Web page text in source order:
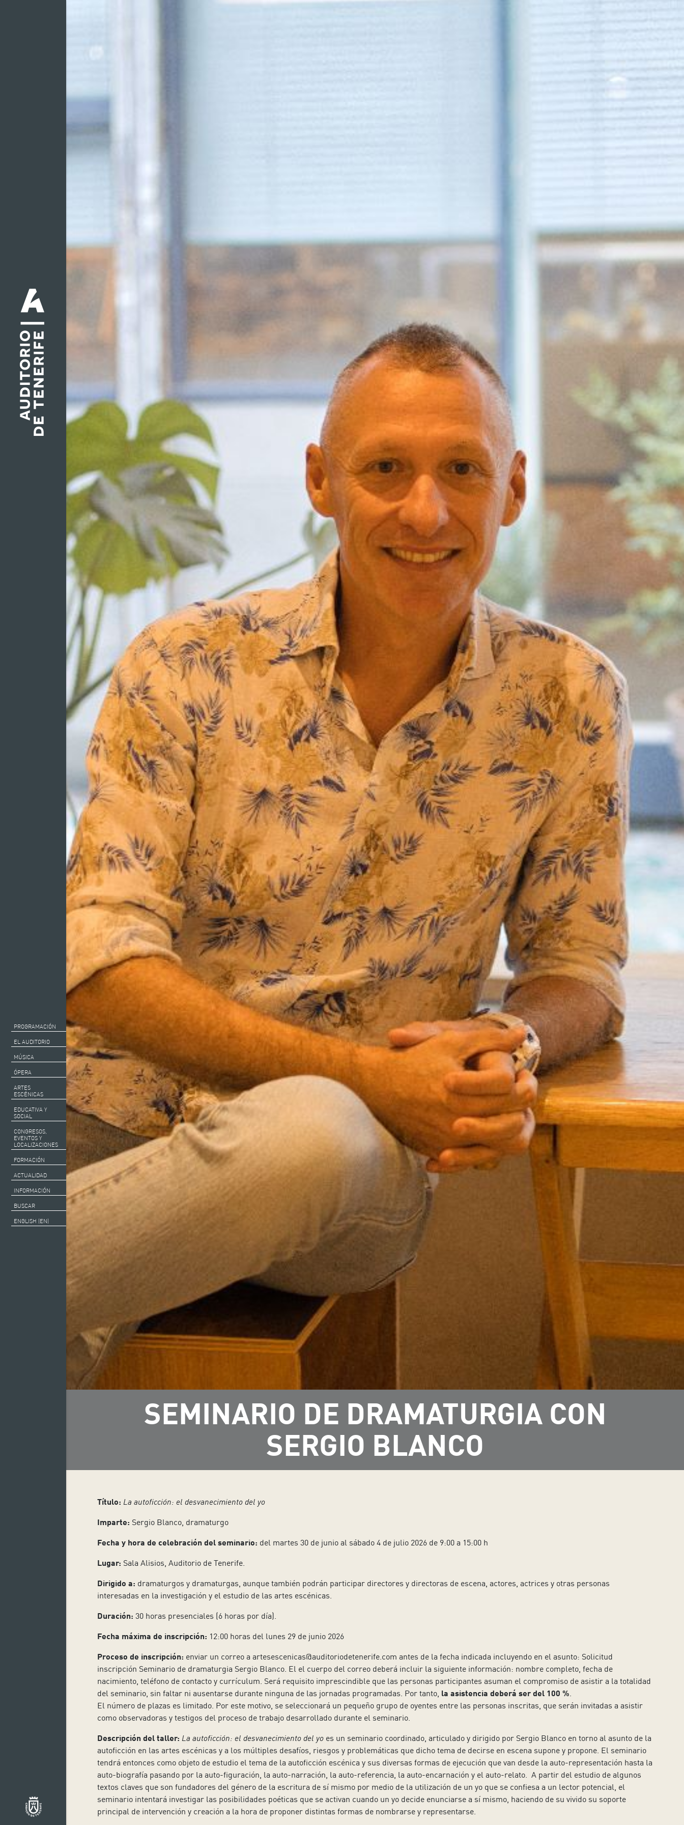
PROGRAMACIÓN
EL AUDITORIO
MÚSICA
ÓPERA
ARTES
ESCÉNICAS
EDUCATIVA Y
SOCIAL
CONGRESOS,
EVENTOS Y
LOCALIZACIONES
FORMACIÓN
ACTUALIDAD
INFORMACIÓN
BUSCAR
ENGLISH (EN)
SEMINARIO DE DRAMATURGIA CON
SERGIO BLANCO
Título: La autoficción: el desvanecimiento del yo
Imparte: Sergio Blanco, dramaturgo
Fecha y hora de celebración del seminario: del martes 30 de junio al sábado 4 de julio 2026 de 9:00 a 15:00 h
Lugar: Sala Alisios, Auditorio de Tenerife.
Dirigido a: dramaturgos y dramaturgas, aunque también podrán participar directores y directoras de escena, actores, actrices y otras personas
interesadas en la investigación y el estudio de las artes escénicas.
Duración: 30 horas presenciales (6 horas por día).
Fecha máxima de inscripción: 12:00 horas del lunes 29 de junio 2026
Proceso de inscripción: enviar un correo a artesescenicas@auditoriodetenerife.com antes de la fecha indicada incluyendo en el asunto: Solicitud
inscripción Seminario de dramaturgia Sergio Blanco. El el cuerpo del correo deberá incluir la siguiente información: nombre completo, fecha de
nacimiento, teléfono de contacto y currículum. Será requisito imprescindible que las personas participantes asuman el compromiso de asistir a la totalidad
del seminario, sin faltar ni ausentarse durante ninguna de las jornadas programadas. Por tanto, la asistencia deberá ser del 100 %.
El número de plazas es limitado. Por este motivo, se seleccionará un pequeño grupo de oyentes entre las personas inscritas, que serán invitadas a asistir
como observadoras y testigos del proceso de trabajo desarrollado durante el seminario.
Descripción del taller: La autoficción: el desvanecimiento del yoes un seminario coordinado, articulado y dirigido por Sergio Blanco en torno al asunto de la
autoficción en las artes escénicas y a los múltiples desafíos, riesgos y problemáticas que dicho tema de decirse en escena supone y propone. El seminario
tendrá entonces como objeto de estudio el tema de la autoficción escénica y sus diversas formas de ejecución que van desde la auto-representación hasta la
auto-biografía pasando por la auto-figuración, la auto-narración, la auto-referencia, la auto-encarnación y el auto-relato. A partir del estudio de algunos
textos claves que son fundadores del género de la escritura de sí mismo por medio de la utilización de un yo que se confiesa a un lector potencial, el
seminario intentará investigar las posibilidades poéticas que se activan cuando un yo decide enunciarse a sí mismo, haciendo de su vivido su soporte
principal de intervención y creación a la hora de proponer distintas formas de nombrarse y representarse.